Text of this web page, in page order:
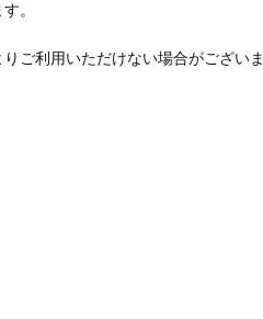
。
ご利用いただけない場合がございま